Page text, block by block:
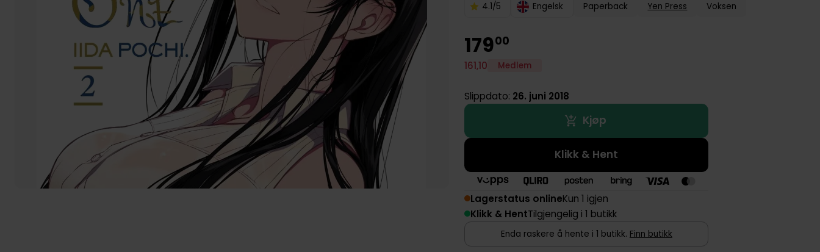
4.1/5 Engelsk Paperback Yen Press Voksen
17900
161,10 Medlem
Slippdato: 26. juni 2018
Kjøp
Klikk & Hent
Lagerstatus onlineKun 1 igjen
Klikk & HentTilgjengelig i 1 butikk
Enda raskere å hente i 1 butikk. Finn butikk